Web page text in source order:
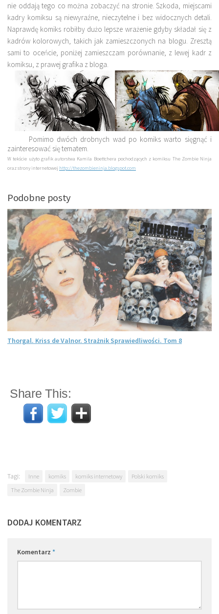
nie oddają tego co można zobaczyć na stronie. Szkoda, miejscami
kadry komiksu są niewyraźne, nieczytelne i bez widocznych detali.
Naprawdę komiks robiłby dużo lepsze wrażenie gdyby składał się z
kadrów kolorowych, takich jak zamieszczonych na blogu. Zresztą
sami to oceńcie, poniżej zamieszczam porównanie, z lewej kadr z
komiksu, z prawej grafika z bloga.
Pomimo dwóch drobnych wad po komiks warto sięgnąć i
zainteresować się tematem.
W tekście użyto grafik autorstwa Kamila Boettchera pochodzących z komiksu The Zombie Ninja
oraz strony internetowej http://thezombieninja.blogspot.com
Podobne posty
Thorgal. Kriss de Valnor. Strażnik Sprawiedliwości. Tom 8
Share This:
Tagi: Inne komiks komiks internetowy
Polski komiks
The Zombie Ninja
Zombie
DODAJ KOMENTARZ
Komentarz *